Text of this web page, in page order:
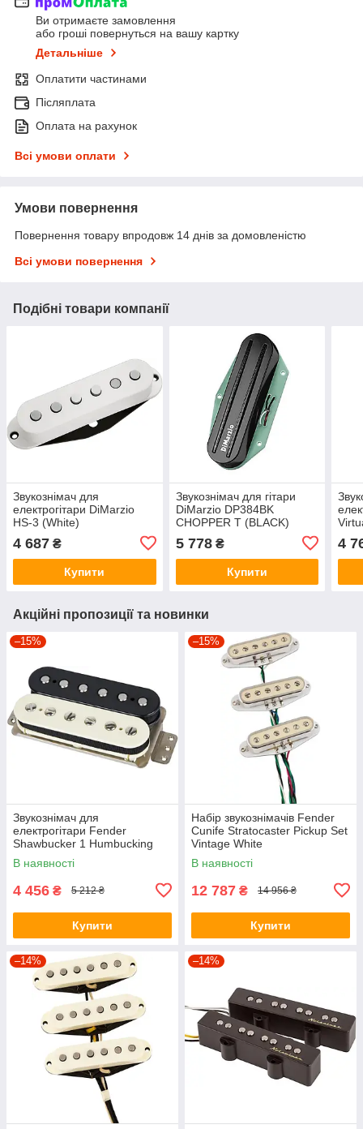
Ви отримаєте замовлення
або гроші повернуться на вашу картку
Детальніше
Оплатити частинами
Післяплата
Оплата на рахунок
Всі умови оплати
Умови повернення
Повернення товару впродовж 14 днів за домовленістю
Всі умови повернення
Подібні товари компанії
Звукознімач для
електрогітари DiMarzio
HS-3 (White)
4 687 ₴
Купити
Звукознімач для гітари
DiMarzio DP384BK
CHOPPER T (BLACK)
5 778₴
Купити
4
Акційні пропозиції та новинки
–15%
Звукознімач для
електрогітари Fender
Shawbucker 1 Humbucking
Pickup
В наявності
4 456 ₴ 5 212 ₴
Купити
–15%
Набір звукознімачів Fender
Cunife Stratocaster Pickup Set
Vintage White
В наявності
12 787 ₴ 14 956 ₴
Купити
–14% –14%